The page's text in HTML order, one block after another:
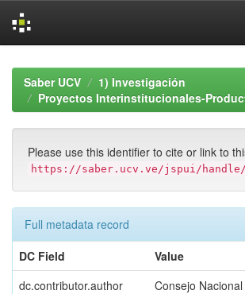
navigationSaber UCV
1) Investigación
Proyectos Interinstitucionales-
Please use this identifier to cite or link to
https://saber.ucv.ve/jspui/handle/
Full metadata record
DC Field
Value
dc.contributor.author
Consejo